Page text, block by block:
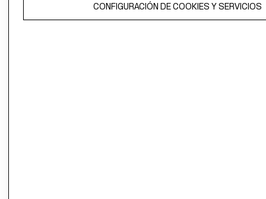
El contenido de esta página web está protegido por copyright y es
CONFIGURACIÓN DE COOKIES Y SERVICIOS